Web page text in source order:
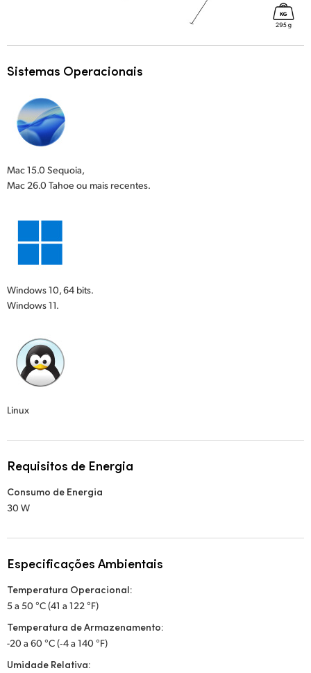
Sistemas Operacionais
Mac 15.0 Sequoia,
Mac 26.0 Tahoe ou mais recentes.
Windows 10, 64 bits.
Windows 11.
Linux
Requisitos de Energia
Consumo de Energia
30 W
Especificações Ambientais
Temperatura Operacional:
5 a 50 °C (41 a 122 °F)
Temperatura de Armazenamento:
-20 a 60 °C (‑4 a 140 °F)
Umidade Relativa: